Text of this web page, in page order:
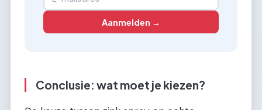
Aanmelden →
Conclusie: wat moet je kiezen?